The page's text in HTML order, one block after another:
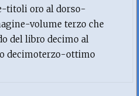
titoli oro al dorso-
volume terzo che
del libro decimo al
decimoterzo-ottimo